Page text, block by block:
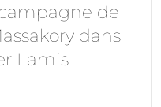
de
dans
Lamis